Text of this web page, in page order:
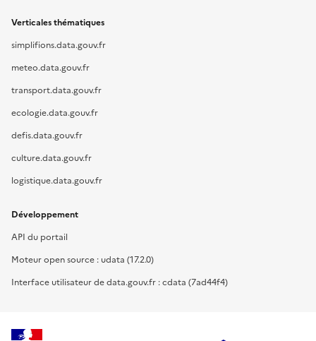
Verticales thématiques
simplifions.data.gouv.fr
meteo.data.gouv.fr
transport.data.gouv.fr
ecologie.data.gouv.fr
defis.data.gouv.fr
culture.data.gouv.fr
logistique.data.gouv.fr
Développement
API du portail
Moteur open source : udata (17.2.0)
Interface utilisateur de data.gouv.fr : cdata (7ad44f4)